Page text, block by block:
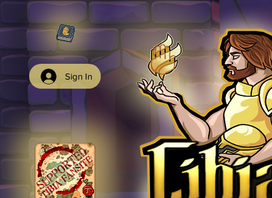
Sign In